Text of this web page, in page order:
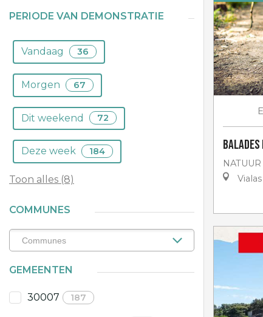
PERIODE VAN DEMONSTRATIE
Vandaag 36
Morgen 67
Dit weekend 72
Deze week 184
Toon alles (8)
COMMUNES
GEMEENTEN
30007 187
Vialas